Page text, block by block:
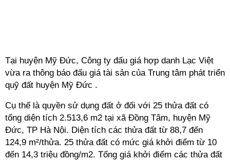
Tại huyện Mỹ Đức, Công ty đấu giá hợp danh Lạc Việt
vừa ra thông báo đấu giá tài sản của Trung tâm phát triển
quỹ đất huyện Mỹ Đức .
Cụ thể là quyền sử dụng đất ở đối với 25 thửa đất có
tổng diện tích 2.513,6 m2 tại xã Đồng Tâm, huyện Mỹ
Đức, TP Hà Nội. Diện tích các thửa đất từ 88,7 đến
124,9 m²/thửa. 25 thửa đất có mức giá khởi điểm từ 10
đến 14,3 triệu đồng/m2. Tổng giá khởi điểm các thửa đất